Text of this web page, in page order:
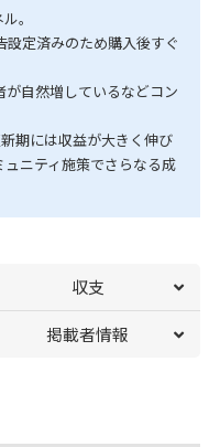
。
設定済みのため購入後すぐ
自然増しているなどコン
期には収益が大きく伸び
ニティ施策でさらなる成
収支
掲載者情報